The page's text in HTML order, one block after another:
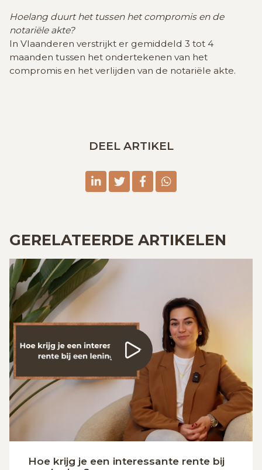
Hoelang duurt het tussen het compromis en de
notariële akte?
In Vlaanderen verstrijkt er gemiddeld 3 tot 4
maanden tussen het ondertekenen van het
compromis en het verlijden van de notariële akte.
DEEL ARTIKEL
linkedin
twitter
facebook
whatsapp
GERELATEERDE ARTIKELEN
Hoe krijg je een interessante rente bij